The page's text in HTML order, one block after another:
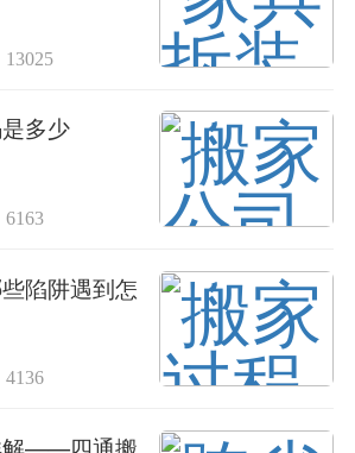
多少
陷阱遇到怎
解——四通搬